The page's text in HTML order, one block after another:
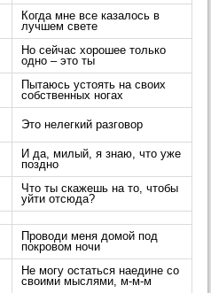
Когда мне все казалось в
лучшем свете
Но сейчас хорошее только
одно – это ты
Пытаюсь устоять на своих
собственных ногах
Это нелегкий разговор
И да, милый, я знаю, что уже
поздно
Что ты скажешь на то, чтобы
уйти отсюда?
Проводи меня домой под
покровом ночи
Не могу остаться наедине со
своими мыслями, м-м-м